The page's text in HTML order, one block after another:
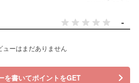
-
ューはまだありません
を書いてポイントをGET